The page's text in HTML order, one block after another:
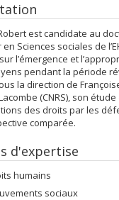
est candidate au
Sciences sociales de
l’émergence et
pendant la période
la direction de
(CNRS), son
des droits par les
comparée.
d'expertise
humains
sociaux